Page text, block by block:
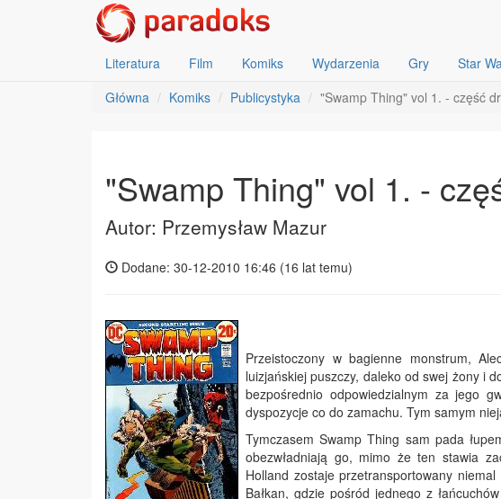
Literatura Film Komiks Wydarzenia Gry Star
Główna
Komiks Publicystyka "Swamp Thing" vol 1. - część
"Swamp Thing" vol 1. -
Autor: Przemysław Mazur
Dodane: 30-12-2010 16:46 (16 lat temu)
Przeistoczony w bagienne monstrum,
luizjańskiej puszczy, daleko od swej żony i
bezpośrednio odpowiedzialnym za jego
dyspozycje co do zamachu. Tym samym
Tymczasem Swamp Thing sam pada
obezwładniają go, mimo że ten stawia
Holland zostaje przetransportowany
Bałkan, gdzie pośród jednego z